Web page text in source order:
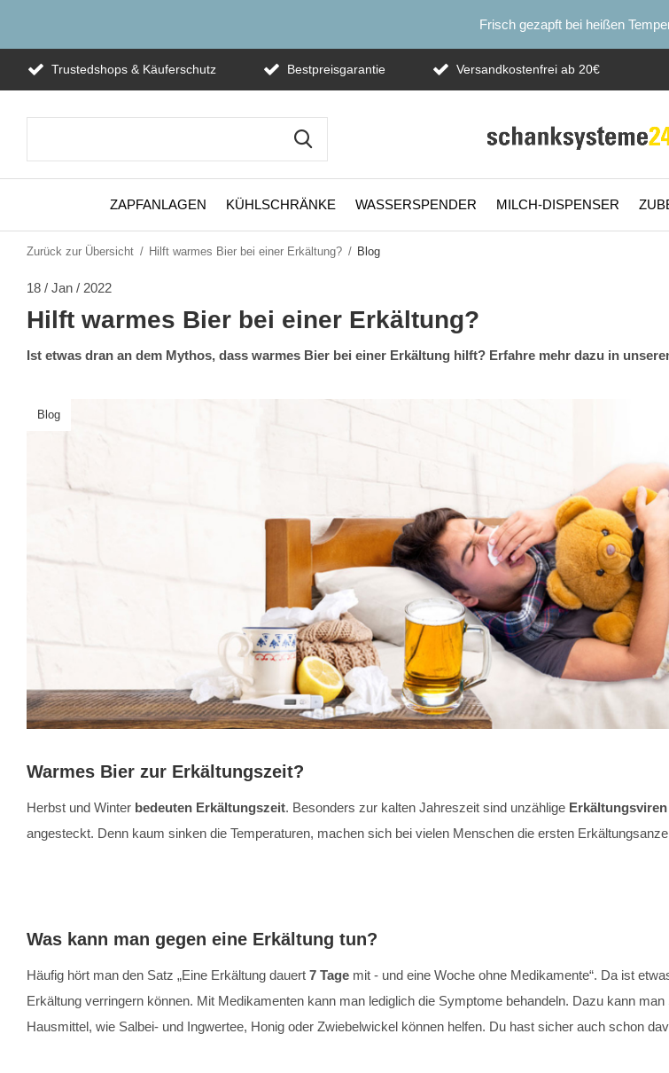
ZAPFANLAGEN KÜHLSCHRÄNKE WASSERSPENDER MILCH-DISPENSER
Trustedshops & Käuferschutz Bestpreisgarantie Versandkostenfrei ab 20€
Frisch gezapft bei heißen
Zurück zur Übersicht Hilft warmes Bier bei einer Erkältung? Blog
18 / Jan / 2022
Hilft warmes Bier bei einer Erkältung?
Ist etwas dran an dem Mythos, dass warmes Bier bei einer Erkältung hilft? Erfahre mehr dazu in
Blog
Warmes Bier zur Erkältungszeit?
Herbst und Winter bedeuten Erkältungszeit. Besonders zur kalten Jahreszeit sind unzählige
angesteckt. Denn kaum sinken die Temperaturen, machen sich bei vielen Menschen die ersten
Was kann man gegen eine Erkältung tun?
Häufig hört man den Satz „Eine Erkältung dauert 7 Tage mit - und eine Woche ohne Medikamente“. Da ist
Erkältung verringern können. Mit Medikamenten kann man lediglich die Symptome behandeln. Dazu kann
Hausmittel, wie Salbei- und Ingwertee, Honig oder Zwiebelwickel können helfen. Du hast sicher auch schon